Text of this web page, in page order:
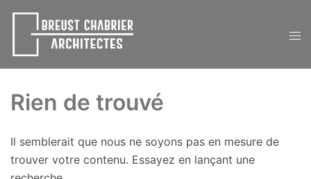
Rien de trouvé
Il semblerait que nous ne soyons pas en mesure de
trouver votre contenu. Essayez en lançant une